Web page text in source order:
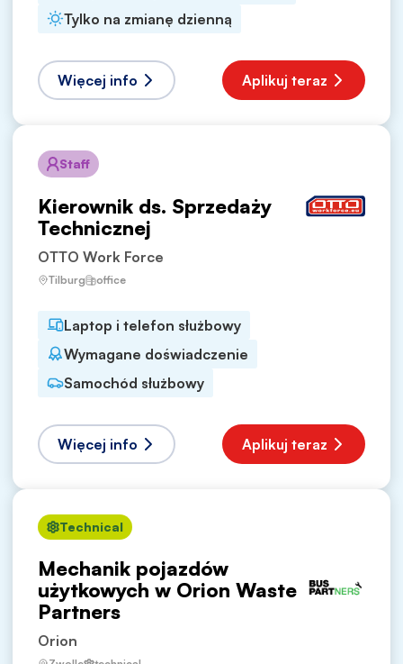
Tylko na zmianę dzienną
Więcej info Aplikuj teraz
Staff
Kierownik ds. Sprzedaży
Technicznej
OTTO Work Force
Tilburg office
Laptop i telefon służbowy
Wymagane doświadczenie
Samochód służbowy
Więcej info Aplikuj teraz
Technical
Mechanik pojazdów
użytkowych w Orion Waste
Partners
Orion